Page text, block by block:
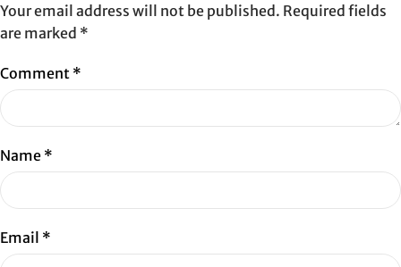
Your email address will not be published. Required fields
are marked *
Comment *
Name *
Email *